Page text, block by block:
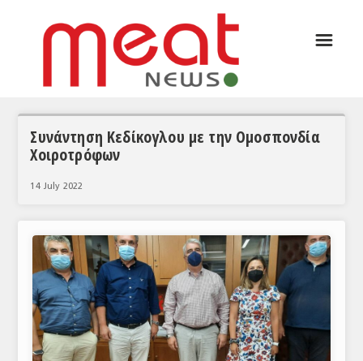
ΣΥΝΕΝΤΕΥΞΕΙΣ
ΘΕΜΑΤΑ
ΚΟΣΜΟΣ
ΕΙΔΗΣΕΙΣ
ΕΥΡΩΠΑΪΚΕΣ ΑΠΟΦΑΣΕΙΣ
ΘΕΜΑΤΑ
☰
Συνάντηση Κεδίκογλου με την Ομοσπονδία
Χοιροτρόφων
14 July 2022